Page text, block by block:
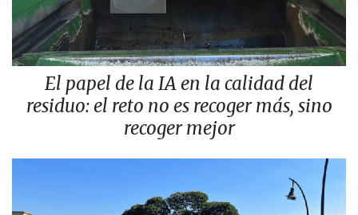
El papel de la IA en la calidad del
residuo: el reto no es recoger más, sino
recoger mejor